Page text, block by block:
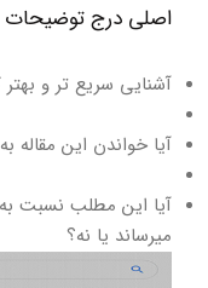
اصلی درج
آشنایی سریع تر و
آیا خواندن این
آیا این مطلب نسبت
میرساند یا نه؟